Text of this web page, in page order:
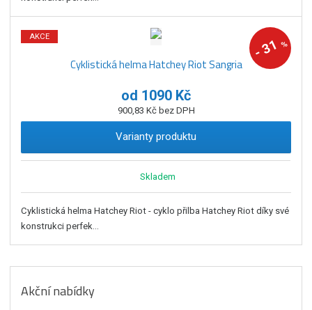
-31%
AKCE
Cyklistická helma Hatchey Riot Sangria
od 1090 Kč
900,83 Kč bez DPH
Varianty produktu
Skladem
Cyklistická helma Hatchey Riot - cyklo přilba Hatchey Riot díky své
konstrukci perfek...
Akční nabídky